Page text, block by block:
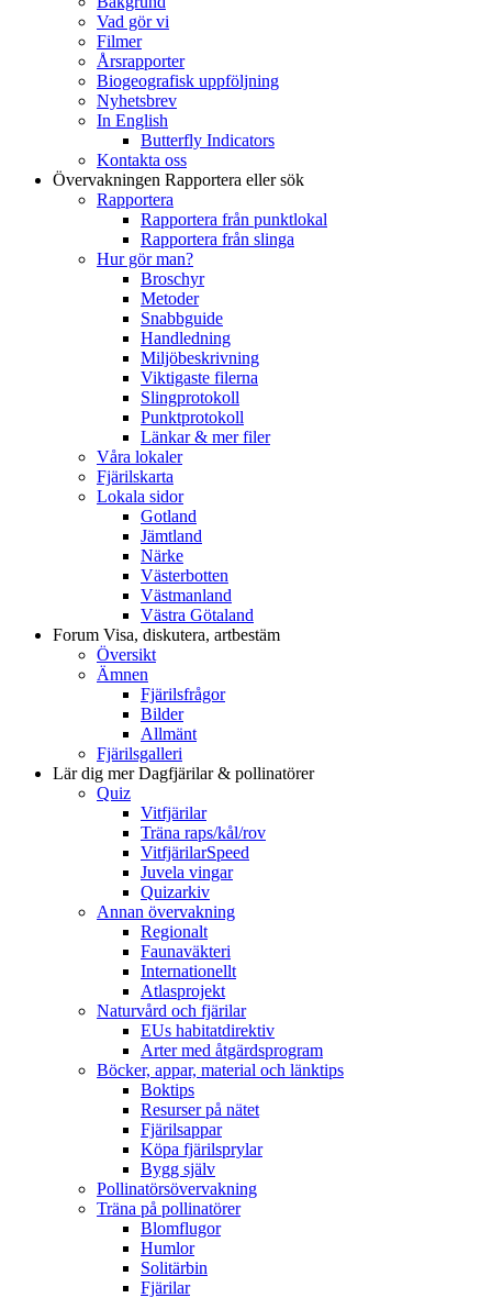
Vad gör vi
Filmer
Årsrapporter
Biogeografisk uppföljning
Nyhetsbrev
In English
Butterfly Indicators
Kontakta oss
Övervakningen Rapportera eller sök
Rapportera
Rapportera från punktlokal
Rapportera från slinga
Hur gör man?
Broschyr
Metoder
Snabbguide
Handledning
Miljöbeskrivning
Viktigaste filerna
Slingprotokoll
Punktprotokoll
Länkar & mer filer
Våra lokaler
Fjärilskarta
Lokala sidor
Gotland
Jämtland
Närke
Västerbotten
Västmanland
Västra Götaland
Forum Visa, diskutera, artbestäm
Översikt
Ämnen
Fjärilsfrågor
Bilder
Allmänt
Fjärilsgalleri
Lär dig merDagfjärilar & pollinatörer
Quiz
Vitfjärilar
Träna raps/kål/rov
VitfjärilarSpeed
Juvela vingar
Quizarkiv
Annan övervakning
Regionalt
Faunaväkteri
Internationellt
Atlasprojekt
Naturvård och fjärilar
EUs habitatdirektiv
Arter med åtgärdsprogram
Böcker, appar, material och länktips
Boktips
Resurser på nätet
Fjärilsappar
Köpa fjärilsprylar
Bygg själv
Pollinatörsövervakning
Träna på pollinatörer
Blomflugor
Humlor
Solitärbin
Fjärilar